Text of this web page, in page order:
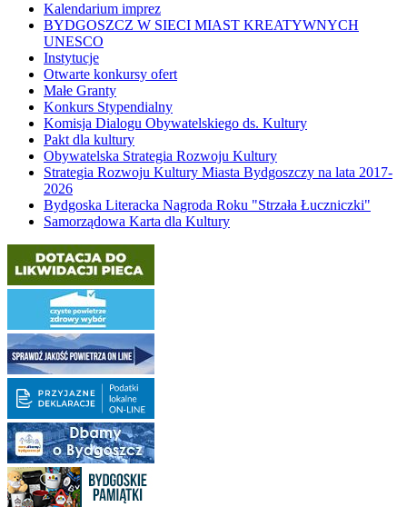
Kalendarium imprez
BYDGOSZCZ W SIECI MIAST KREATYWNYCH
UNESCO
Instytucje
Otwarte konkursy ofert
Małe Granty
Konkurs Stypendialny
Komisja Dialogu Obywatelskiego ds. Kultury
Pakt dla kultury
Obywatelska Strategia Rozwoju Kultury
Strategia Rozwoju Kultury Miasta Bydgoszczy na lata 2017-
2026
Bydgoska Literacka Nagroda Roku "Strzała Łuczniczki"
Samorządowa Karta dla Kultury